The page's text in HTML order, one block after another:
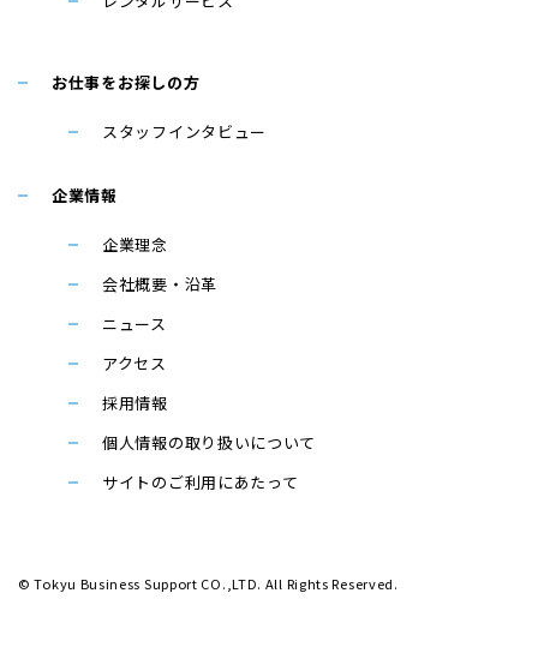
お仕事をお探しの方
スタッフインタビュー
企業情報
企業理念
会社概要・沿革
ニュース
アクセス
採用情報
個人情報の取り扱いについて
サイトのご利用にあたって
© Tokyu Business Support CO.,LTD. All Rights Reserved.